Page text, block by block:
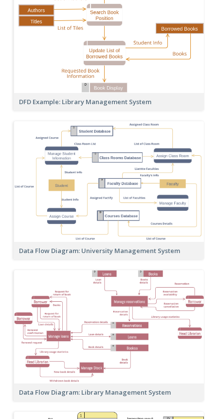
DFD Example: Library Management System
Data Flow Diagram: University Management System
Data Flow Diagram: Library Management System